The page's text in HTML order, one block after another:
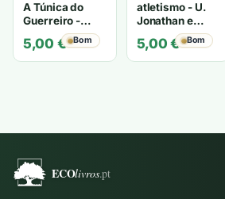
A Túnica do
Guerreiro -
Habersetzer
5,00 € Bom
atletismo - U.
Jonathan e
Masaru
Krempel
5,00€ Bom